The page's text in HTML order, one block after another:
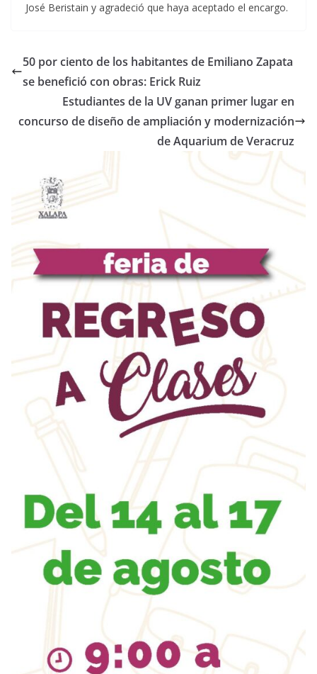
José Beristain y agradeció que haya aceptado el encargo.
50 por ciento de los habitantes de Emiliano Zapata
se benefició con obras: Erick Ruiz
Estudiantes de la UV ganan primer lugar en
concurso de diseño de ampliación y modernización
de Aquarium de Veracruz